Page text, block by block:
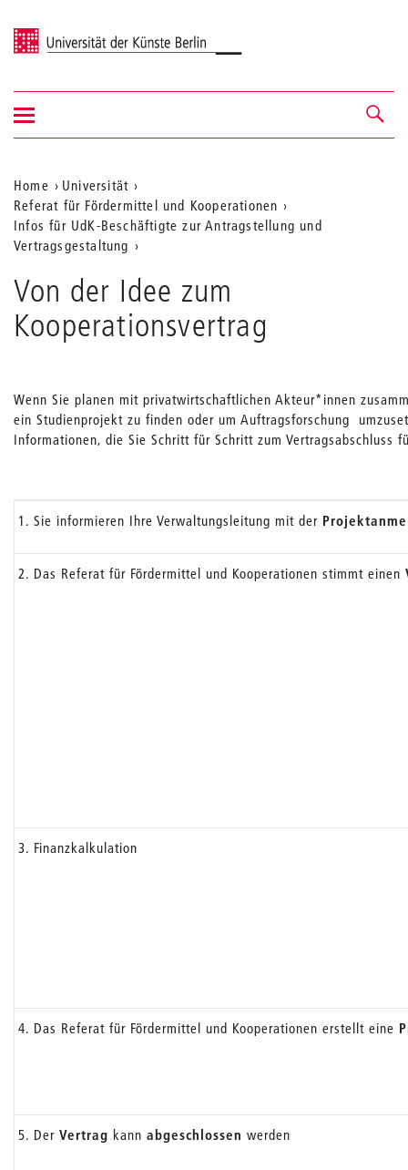
Universität der Künste Berlin
Navigation &
Suche
Navigation
ein-/ausblenden
Aktuelle
Position
auf
der
Webseite
Home
Universität
Referat für Fördermittel und Kooperationen
Infos für UdK-Beschäftigte zur Antragstellung und
Vertragsgestaltung
Von der Idee zum
Kooperationsvertrag
Wenn Sie planen mit privatwirtschaftlichen Akteur*innen
ein Studienprojekt zu finden oder um Auftragsforschung
Informationen, die Sie Schritt für Schritt zum Vertragsabschluss
1. Sie informieren Ihre Verwaltungsleitung mit der
2. Das Referat für Fördermittel und Kooperationen stimmt einen
3. Finanzkalkulation
4. Das Referat für Fördermittel und Kooperationen erstellt eine
5. Der Vertrag kann abgeschlossen werden